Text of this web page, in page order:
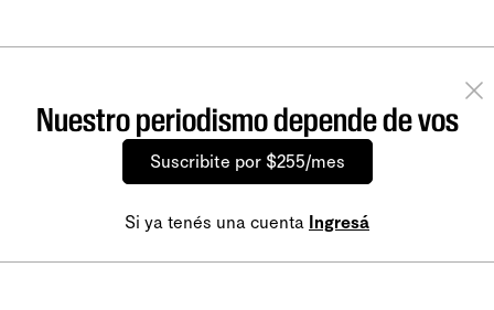
Nuestro periodismo depende de vos
Suscribite por $255/mes
Si ya tenés una cuenta Ingresá